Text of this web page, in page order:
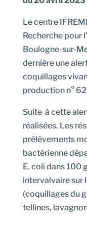
Le centre
Recherche pour
Boulogne-sur-
dernière une
coquillages
production n°
Suite à cette
réalisées. Les
prélèvements
bactérienne
E. coli dans 100
intervalvaire sur
(coquillages du
tellines,